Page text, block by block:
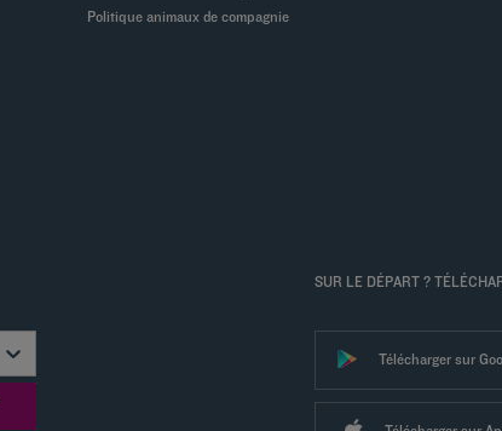
Politique animaux de compagnie
SUR LE DÉPART ?
Télécharger sur